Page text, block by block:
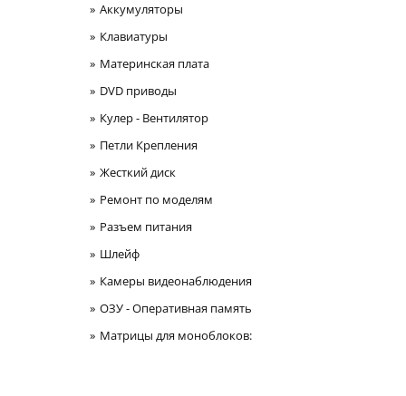
Аккумуляторы
Клавиатуры
Материнская плата
DVD приводы
Кулер - Вентилятор
Петли Крепления
Жесткий диск
Ремонт по моделям
Разъем питания
Шлейф
Камеры видеонаблюдения
ОЗУ - Оперативная память
Матрицы для моноблоков: